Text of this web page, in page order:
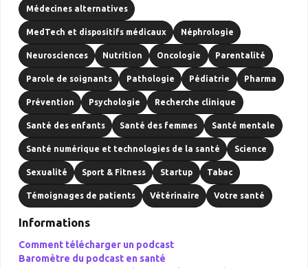
Médecines alternatives
MedTech et dispositifs médicaux Néphrologie
Neurosciences Nutrition Oncologie Parentalité
Parole de soignants Pathologie Pédiatrie Pharma
Prévention Psychologie Recherche clinique
Santé des enfants Santé des femmes Santé mentale
Santé numérique et technologies de la santé Science
Sexualité Sport & Fitness Startup Tabac
Témoignages de patients Vétérinaire Votre santé
Informations
Comment télécharger un podcast
Baromètre du podcast en santé